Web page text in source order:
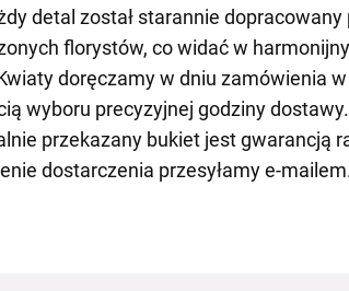
detal został starannie dopracowany
florystów, co widać w
doręczamy w dniu zamówienia
wyboru precyzyjnej godziny
przekazany bukiet jest gwarancją
dostarczenia przesyłamy e-